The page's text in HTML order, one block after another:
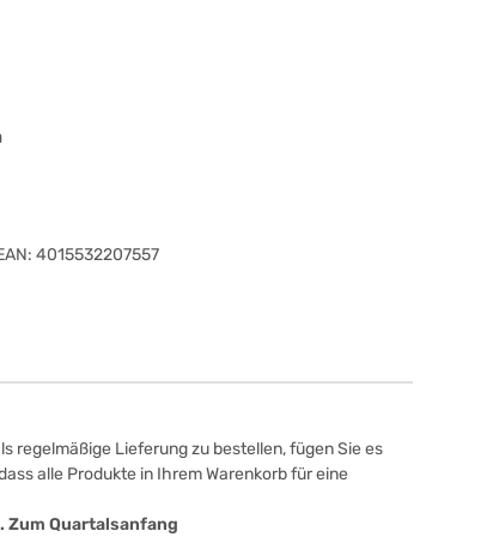
4015532207557
regelmäßige Lieferung zu bestellen, fügen Sie es
alle Produkte in Ihrem Warenkorb für eine
Zum Quartalsanfang